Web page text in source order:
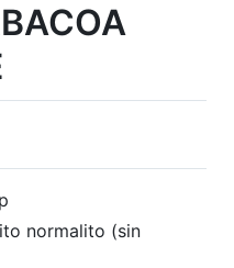
normalito (sin